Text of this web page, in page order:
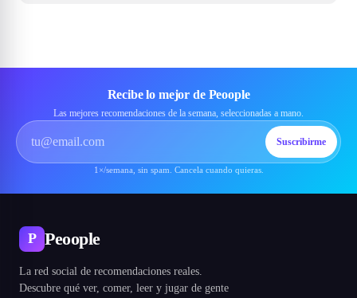
Recibe lo mejor de Peoople
Las mejores recomendaciones de la semana, seleccionadas a mano.
Suscribirme
1×/semana, sin spam. Cancela cuando quieras.
P Peoople
La red social de recomendaciones reales.
Descubre qué ver, comer, leer y jugar de gente